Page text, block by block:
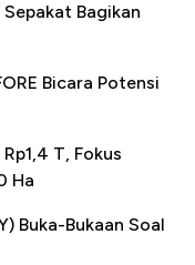
Sepakat Bagikan
Bicara Potensi
T, Fokus
Ha
Buka-Bukaan Soal